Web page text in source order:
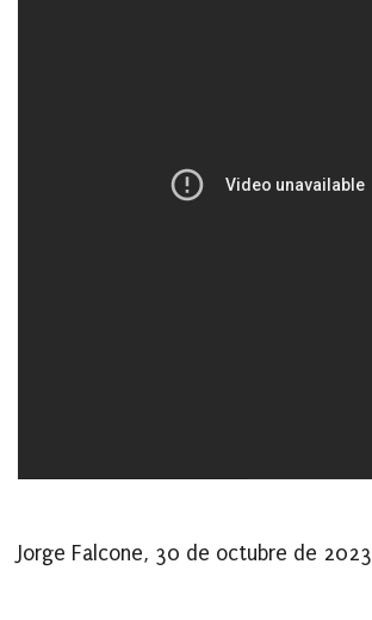
Jorge Falcone, 30 de octubre de 2023